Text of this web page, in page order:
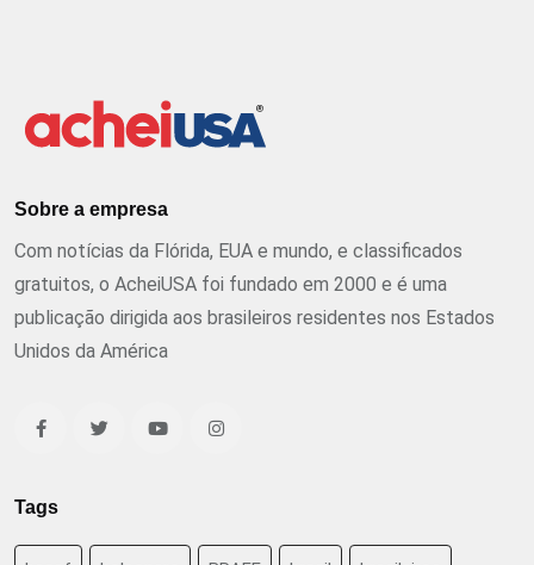
Sobre a empresa
Com notícias da Flórida, EUA e mundo, e classificados
gratuitos, o AcheiUSA foi fundado em 2000 e é uma
publicação dirigida aos brasileiros residentes nos Estados
Unidos da América
Tags